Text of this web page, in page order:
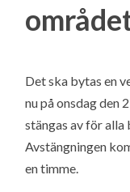
Det ska bytas en
nu på onsdag den
stängas av för alla
Avstängningen
en timme.